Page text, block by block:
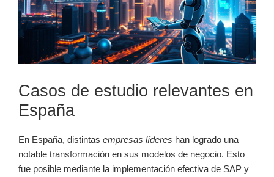
Casos de estudio relevantes en
España
En España, distintas empresas líderes han logrado una
notable transformación en sus modelos de negocio. Esto
fue posible mediante la implementación efectiva de SAP y